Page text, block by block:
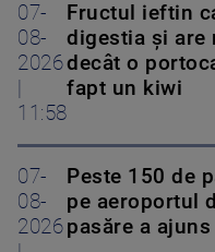
07-
08-
2026
11:58
Fructul ieftin
digestia și are
decât o
fapt un kiwi
07-
08-
2026
Peste 150 de
pe aeroportul
pasăre a